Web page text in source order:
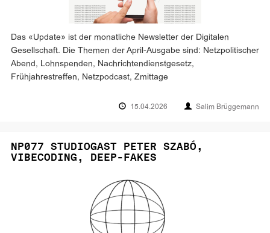
Das «Update» ist der monatliche Newsletter der Digitalen
Gesellschaft. Die Themen der April-Ausgabe sind: Netzpolitischer
Abend, Lohnspenden, Nachrichtendienstgesetz,
Frühjahrestreffen, Netzpodcast, Zmittage
15.04.2026 Salim Brüggemann
NP077 STUDIOGAST PETER SZABÓ,
VIBECODING, DEEP-FAKES